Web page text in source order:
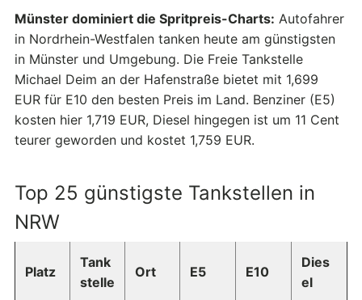
Münster dominiert die Spritpreis-Charts: Autofahrer
in Nordrhein-Westfalen tanken heute am günstigsten
in Münster und Umgebung. Die Freie Tankstelle
Michael Deim an der Hafenstraße bietet mit 1,699
EUR für E10 den besten Preis im Land. Benziner (E5)
kosten hier 1,719 EUR, Diesel hingegen ist um 11 Cent
teurer geworden und kostet 1,759 EUR.
Top 25 günstigste Tankstellen in
NRW
Platz
Tank
stelle
Ort E5 E10
Dies
el